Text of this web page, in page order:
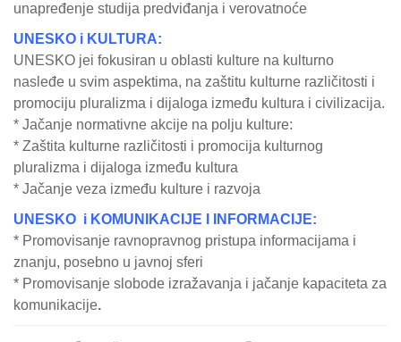
unapređenje studija predviđanja i verovatnoće
UNESKO i KULTURA:
UNESKO jei fokusiran u oblasti kulture na kulturno
nasleđe u svim aspektima, na zaštitu kulturne različitosti i
promociju pluralizma i dijaloga između kultura i civilizacija.
* Jačanje normativne akcije na polju kulture:
* Zaštita kulturne različitosti i promocija kulturnog
pluralizma i dijaloga između kultura
* Jačanje veza između kulture i razvoja
UNESKO i KOMUNIKACIJE I INFORMACIJE:
* Promovisanje ravnopravnog pristupa informacijama i
znanju, posebno u javnoj sferi
* Promovisanje slobode izražavanja i jačanje kapaciteta za
komunikacije.